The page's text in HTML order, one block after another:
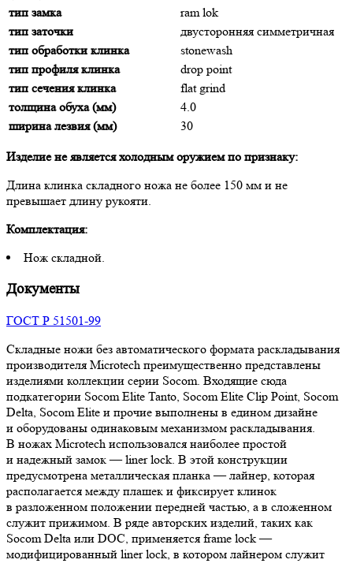
тип замка
ram lok
тип заточки
двусторонняя симметричная
тип обработки клинка
stonewash
тип профиля клинка
drop point
тип сечения клинка
flat grind
толщина обуха (мм)
4.0
ширина лезвия (мм)
30
Изделие не является холодным оружием по признаку:
Длина клинка складного ножа не более 150 мм и не
превышает длину рукояти.
Комплектация:
Нож складной.
Документы
ГОСТ Р 51501-99
Складные ножи без автоматического формата раскладывания
производителя Microtech преимущественно представлены
изделиями коллекции серии Socom. Входящие сюда
подкатегории Socom Elite Tanto, Socom Elite Clip Point, Socom
Delta, Socom Elite и прочие выполнены в едином дизайне
и оборудованы одинаковым механизмом раскладывания.
В ножах Microtech использовался наиболее простой
и надежный замок — liner lock. В этой конструкции
предусмотрена металлическая планка — лайнер, которая
располагается между плашек и фиксирует клинок
в разложенном положении передней частью, а в сложенном
служит прижимом. В ряде авторских изделий, таких как
Socom Delta или DOC, применяется frame lock —
модифицированный liner lock, в котором лайнером служит